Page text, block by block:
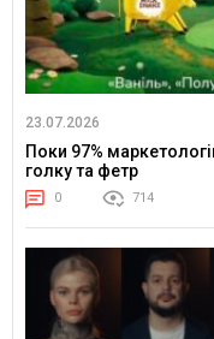
23.07.2026
Поки 97%
голку та фетр
0 714